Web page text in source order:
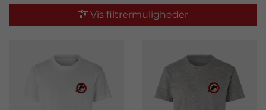
Vis filtrermuligheder